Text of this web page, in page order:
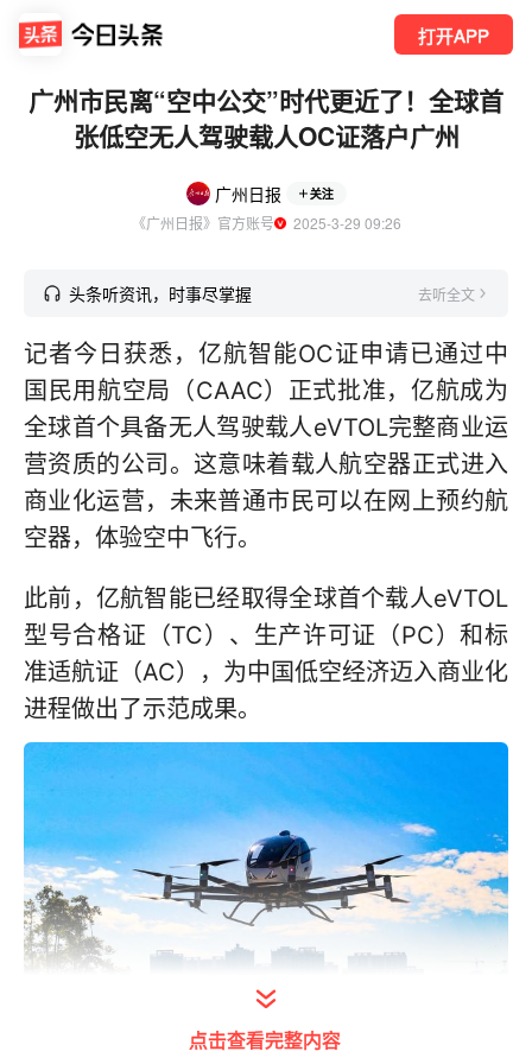
打开APP
广州市民离“空中公交”时代更近了！全球首
张低空无人驾驶载人OC证落户广州
广州日报 关注
《广州日报》官方账号
  2025-3-29 09:26
头条听资讯，时事尽掌握 去听全文
记者今日获悉，亿航智能OC证申请已通过中
国民用航空局（CAAC）正式批准，亿航成为
全球首个具备无人驾驶载人eVTOL完整商业运
营资质的公司。这意味着载人航空器正式进入
商业化运营，未来普通市民可以在网上预约航
空器，体验空中飞行。
此前，亿航智能已经取得全球首个载人eVTOL
型号合格证（TC）、生产许可证（PC）和标
准适航证（AC），为中国低空经济迈入商业化
进程做出了示范成果。
点击查看完整内容